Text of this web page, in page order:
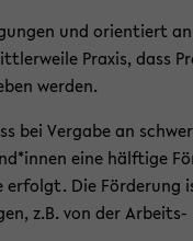
und ori­en­tiert an
Pra­xis, dass
wer­den.
bei Ver­ga­be an
eine hälf­ti­ge
er­folgt. Die För­de­rung
z.B. von der Ar­beits­